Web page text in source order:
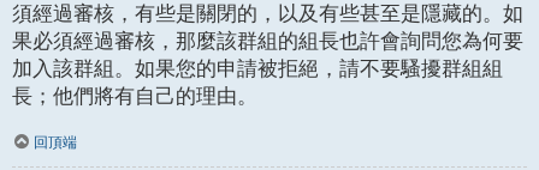
須經過審核，有些是關閉的，以及有些甚至是隱藏的。如
果必須經過審核，那麼該群組的組長也許會詢問您為何要
加入該群組。如果您的申請被拒絕，請不要騷擾群組組
長；他們將有自己的理由。
回頂端